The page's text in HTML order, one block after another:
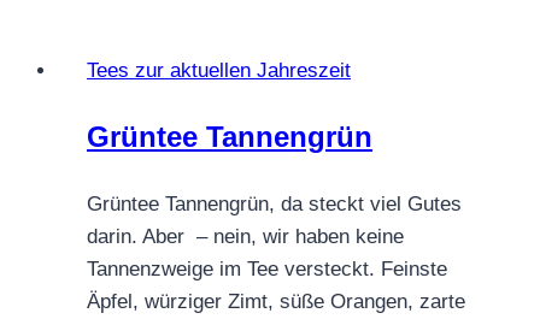
Tees zur aktuellen Jahreszeit
Grüntee Tannengrün
Grüntee Tannengrün, da steckt viel Gutes
darin. Aber – nein, wir haben keine
Tannenzweige im Tee versteckt. Feinste
Äpfel, würziger Zimt, süße Orangen, zarte